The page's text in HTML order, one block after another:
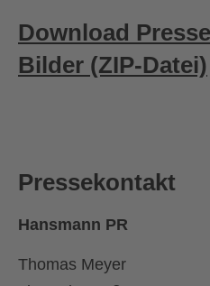
Download
Bilder (ZIP-Datei)
Pressekontakt
Hansmann PR
Thomas Meyer